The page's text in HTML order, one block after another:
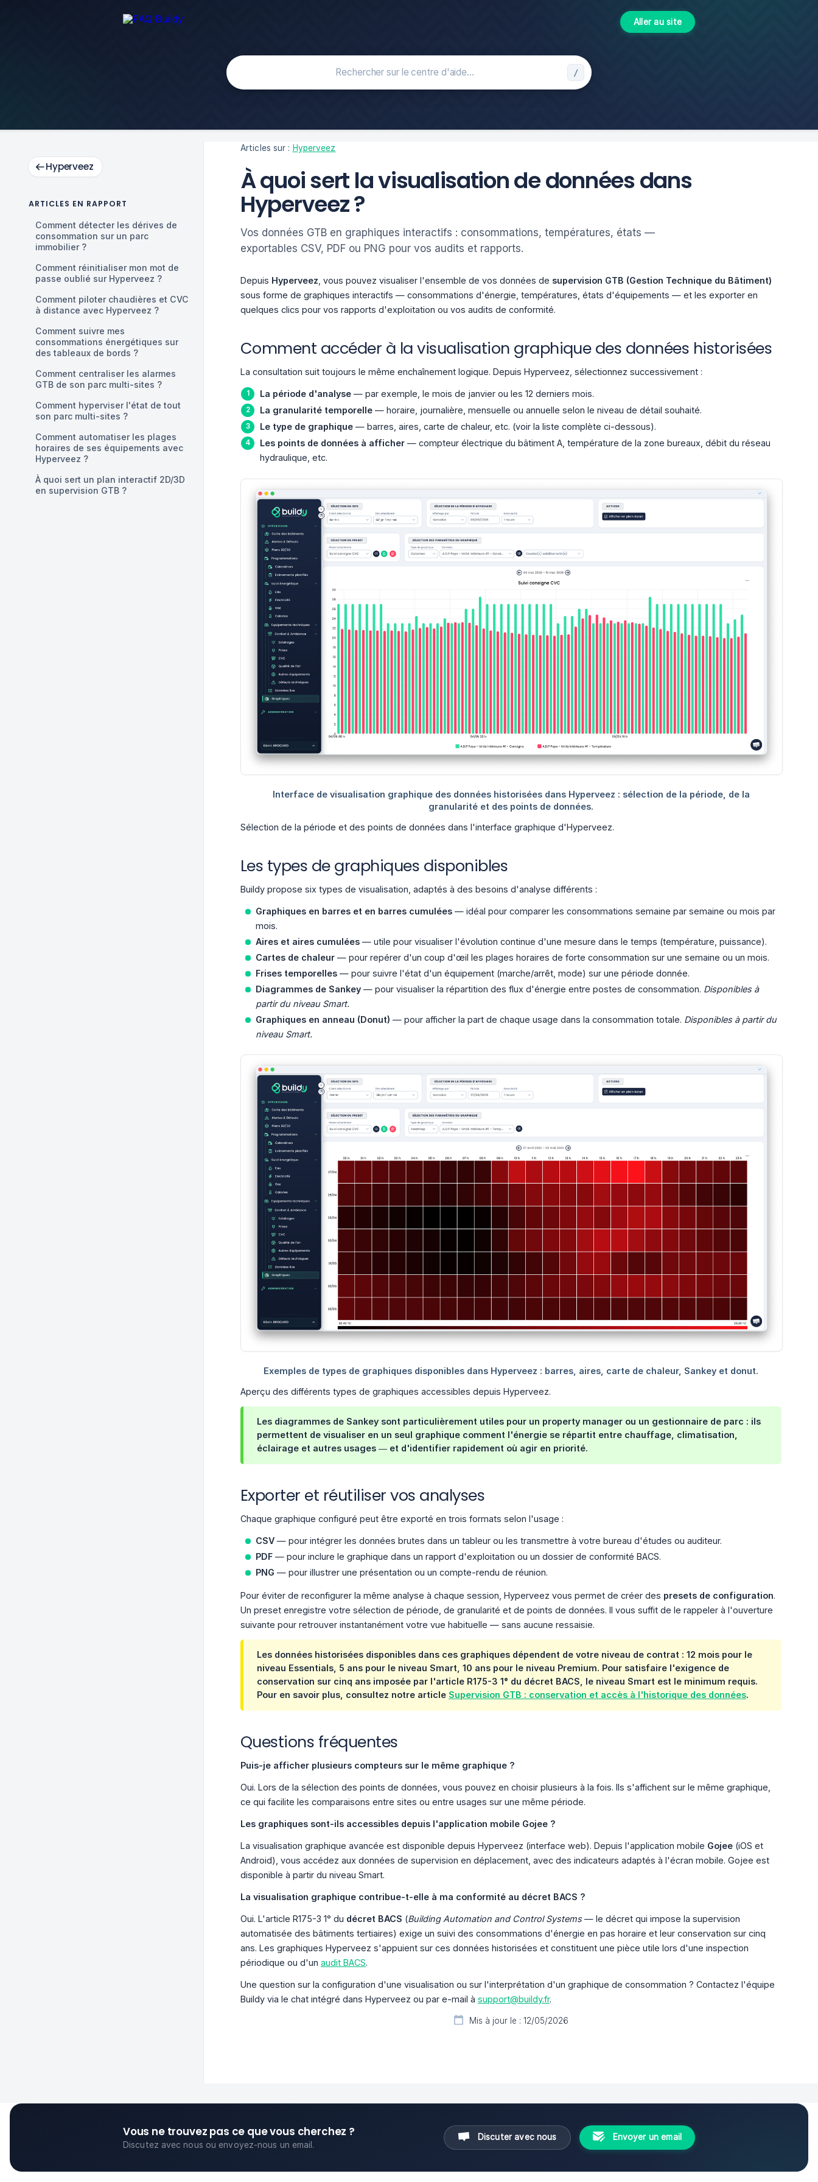
Aller au site
Hyperveez
ARTICLES EN RAPPORT
Comment détecter les dérives de
consommation sur un parc
immobilier ?
Comment réinitialiser mon mot de
passe oublié sur Hyperveez ?
Comment piloter chaudières et CVC
à distance avec Hyperveez ?
Comment suivre mes
consommations énergétiques sur
des tableaux de bords ?
Comment centraliser les alarmes
GTB de son parc multi-sites ?
Comment hyperviser l'état de tout
son parc multi-sites ?
Comment automatiser les plages
horaires de ses équipements avec
Hyperveez ?
À quoi sert un plan interactif 2D/3D
en supervision GTB ?
Articles sur : Hyperveez
À quoi sert la visualisation de données dans
Hyperveez ?
Vos données GTB en graphiques interactifs : consommations, températures, états —
exportables CSV, PDF ou PNG pour vos audits et rapports.
Depuis Hyperveez , vous pouvez visualiser l'ensemble de vos données de supervision GTB (Gestion Technique du Bâtiment)
sous forme de graphiques interactifs — consommations d'énergie, températures, états d'équipements — et les exporter en
quelques clics pour vos rapports d'exploitation ou vos audits de conformité.
Comment accéder à la visualisation graphique des données historisées
La consultation suit toujours le même enchaînement logique. Depuis Hyperveez, sélectionnez successivement :
La période d'analyse — par exemple, le mois de janvier ou les 12 derniers mois.
La granularité temporelle — horaire, journalière, mensuelle ou annuelle selon le niveau de détail souhaité.
Le type de graphique — barres, aires, carte de chaleur, etc. (voir la liste complète ci-dessous).
Les points de données à afficher — compteur électrique du bâtiment A, température de la zone bureaux, débit du réseau
hydraulique, etc.
Sélection de la période et des points de données dans l'interface graphique d'Hyperveez.
Les types de graphiques disponibles
Buildy propose six types de visualisation, adaptés à des besoins d'analyse différents :
Graphiques en barres et en barres cumulées — idéal pour comparer les consommations semaine par semaine ou mois par
mois.
Aires et aires cumulées — utile pour visualiser l'évolution continue d'une mesure dans le temps (température, puissance).
Cartes de chaleur — pour repérer d'un coup d'œil les plages horaires de forte consommation sur une semaine ou un mois.
Frises temporelles — pour suivre l'état d'un équipement (marche/arrêt, mode) sur une période donnée.
Diagrammes de Sankey — pour visualiser la répartition des flux d'énergie entre postes de consommation. Disponibles à
partir du niveau Smart.
Graphiques en anneau (Donut) — pour afficher la part de chaque usage dans la consommation totale. Disponibles à partir du
niveau Smart.
Aperçu des différents types de graphiques accessibles depuis Hyperveez.
Les diagrammes de Sankey sont particulièrement utiles pour un property manager ou un gestionnaire de parc : ils
permettent de visualiser en un seul graphique comment l'énergie se répartit entre chauffage, climatisation,
éclairage et autres usages — et d'identifier rapidement où agir en priorité.
Exporter et réutiliser vos analyses
Chaque graphique configuré peut être exporté en trois formats selon l'usage :
CSV — pour intégrer les données brutes dans un tableur ou les transmettre à votre bureau d'études ou auditeur.
PDF — pour inclure le graphique dans un rapport d'exploitation ou un dossier de conformité BACS.
PNG — pour illustrer une présentation ou un compte-rendu de réunion.
Pour éviter de reconfigurer la même analyse à chaque session, Hyperveez vous permet de créer des presets de configuration.
Un preset enregistre votre sélection de période, de granularité et de points de données. Il vous suffit de le rappeler à l'ouverture
suivante pour retrouver instantanément votre vue habituelle — sans aucune ressaisie.
Les données historisées disponibles dans ces graphiques dépendent de votre niveau de contrat : 12 mois pour le
niveau Essentials, 5 ans pour le niveau Smart, 10 ans pour le niveau Premium. Pour satisfaire l'exigence de
conservation sur cinq ans imposée par l'article R175-3 1° du décret BACS , le niveau Smart est le minimum requis.
Pour en savoir plus, consultez notre article Supervision GTB : conservation et accès à l'historique des données.
Questions fréquentes
Puis-je afficher plusieurs compteurs sur le même graphique ?
Oui. Lors de la sélection des points de données, vous pouvez en choisir plusieurs à la fois. Ils s'affichent sur le même graphique,
ce qui facilite les comparaisons entre sites ou entre usages sur une même période.
Les graphiques sont-ils accessibles depuis l'application mobile Gojee ?
La visualisation graphique avancée est disponible depuis Hyperveez (interface web). Depuis l'application mobile Gojee (iOS et
Android), vous accédez aux données de supervision en déplacement, avec des indicateurs adaptés à l'écran mobile. Gojee est
disponible à partir du niveau Smart.
La visualisation graphique contribue-t-elle à ma conformité au décret BACS ?
Oui. L'article R175-3 1° du décret BACS (Building Automation and Control Systems— le décret qui impose la supervision
automatisée des bâtiments tertiaires) exige un suivi des consommations d'énergie en pas horaire et leur conservation sur cinq
ans. Les graphiques Hyperveez s'appuient sur ces données historisées et constituent une pièce utile lors d'une inspection
périodique ou d'un audit BACS.
Une question sur la configuration d'une visualisation ou sur l'interprétation d'un graphique de consommation ? Contactez l'équipe
Buildy via le chat intégré dans Hyperveez ou par e-mail à support@buildy.fr.
Mis à jour le : 12/05/2026
Vous ne trouvez pas ce que vous cherchez ?
Discutez avec nous ou envoyez-nous un email.
Discuter avec nous Envoyer un email